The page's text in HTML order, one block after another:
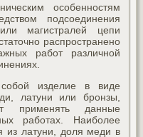
особенностям
подсоединения
магистралей цепи
распространено
работ различной
изделие в виде
латуни или бронзы,
применять данные
работах. Наиболее
из латуни, доля меди в